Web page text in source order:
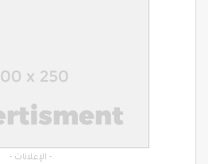
- الإعلانات -